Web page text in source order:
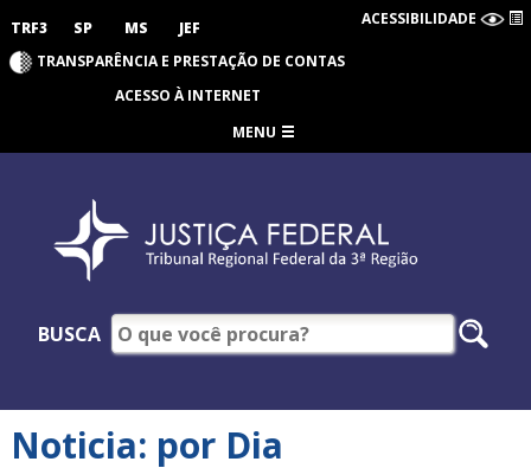
TRF3 SP MS JEF ACESSIBILIDADE
TRANSPARÊNCIA E PRESTAÇÃO DE CONTAS
ACESSO À INTERNET
MENU
BUSCA
Noticia: por Dia